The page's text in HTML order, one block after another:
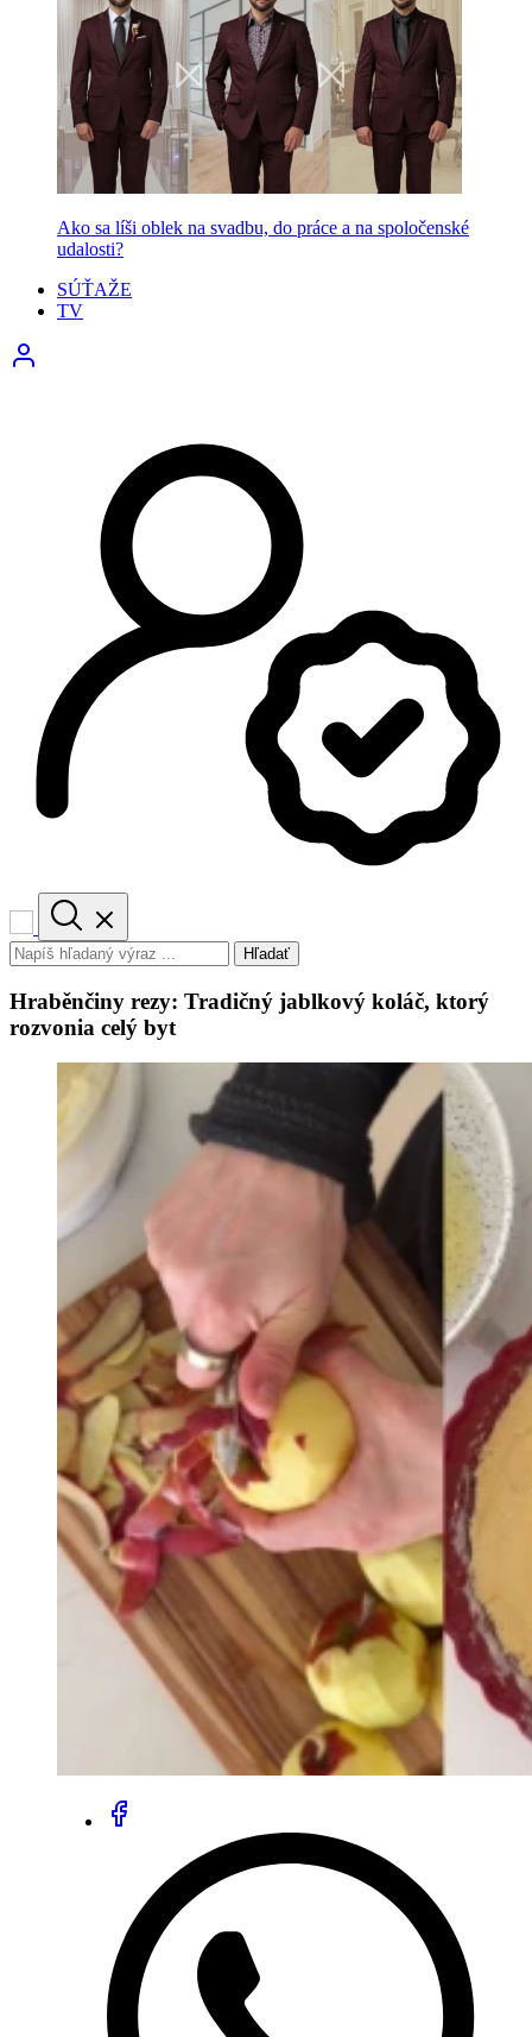
Ako sa líši oblek na svadbu, do práce a na spoločenské
udalosti?
SÚŤAŽE
TV
Hľadať
Hraběnčiny rezy: Tradičný jablkový koláč, ktorý
rozvonia celý byt